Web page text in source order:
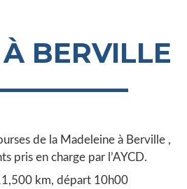
BERVILLE
de la Madeleine à Berville ,
pris en charge par l’AYCD.
km, départ 10h00